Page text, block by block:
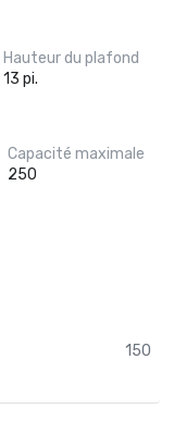
Hauteur du plafond
13 pi.
Capacité maximale
250
150